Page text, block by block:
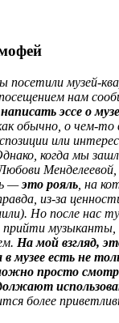
посетили музей-
нам
написать эссе о
обычно, о чем-то
или
когда мы
Менделеевой,
—это рояль , на
из-за
Но после нас
На мой взгляд,
в музее есть не
просто
более